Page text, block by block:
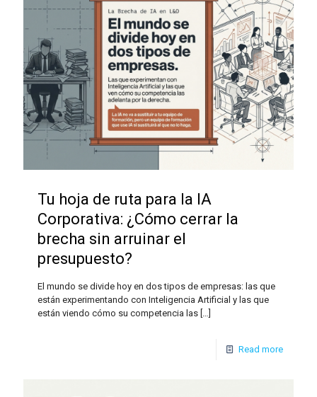
Tu hoja de ruta para la IA
Corporativa: ¿Cómo cerrar la
brecha sin arruinar el
presupuesto?
El mundo se divide hoy en dos tipos de empresas: las que
están experimentando con Inteligencia Artificial y las que
están viendo cómo su competencia las
Read more